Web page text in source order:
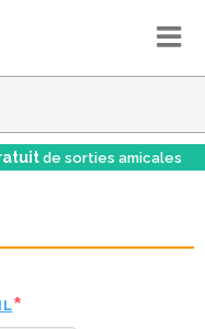
de sorties amicales